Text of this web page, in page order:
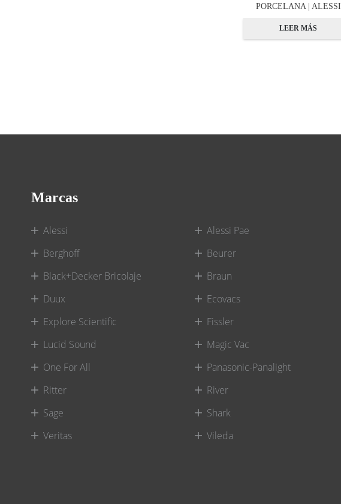
PORCELANA | ALESSI
LEER MÁS
Marcas
Alessi Alessi Pae
Berghoff
Beurer
Black+Decker Bricolaje
Braun
Duux
Ecovacs
Explore Scientific
Fissler
Lucid Sound
Magic Vac
One For All
Panasonic-Panalight
Ritter
River
Sage
Shark
Veritas
Vileda